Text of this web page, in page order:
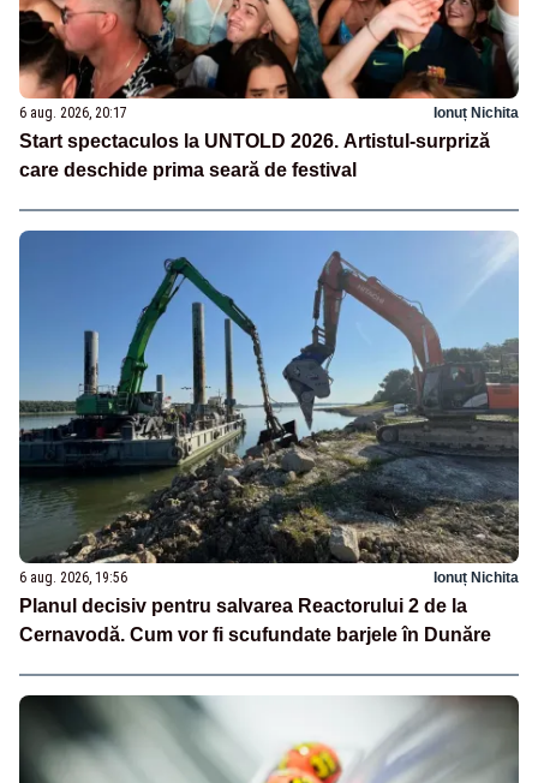
6 aug. 2026, 20:17 Ionuț Nichita
Start spectaculos la UNTOLD 2026. Artistul-surpriză
care deschide prima seară de festival
6 aug. 2026, 19:56 Ionuț Nichita
Planul decisiv pentru salvarea Reactorului 2 de la
Cernavodă. Cum vor fi scufundate barjele în Dunăre